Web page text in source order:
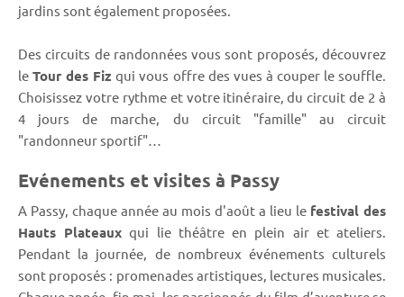
jardins sont également proposées.
Des circuits de randonnées vous sont proposés, découvrez
leTour des Fiz qui vous offre des vues à couper le souffle.
Choisissez votre rythme et votre itinéraire, du circuit de 2 à
4 jours de marche, du circuit "famille" au circuit
"randonneur sportif"…
Evénements et visites à Passy
A Passy, chaque année au mois d'août a lieu le festival des
Hauts Plateaux qui lie théâtre en plein air et ateliers.
Pendant la journée, de nombreux événements culturels
sont proposés : promenades artistiques, lectures musicales.